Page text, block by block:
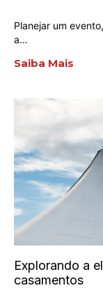
Planejar um
a…
Saiba Mais
Explorando a
casamentos